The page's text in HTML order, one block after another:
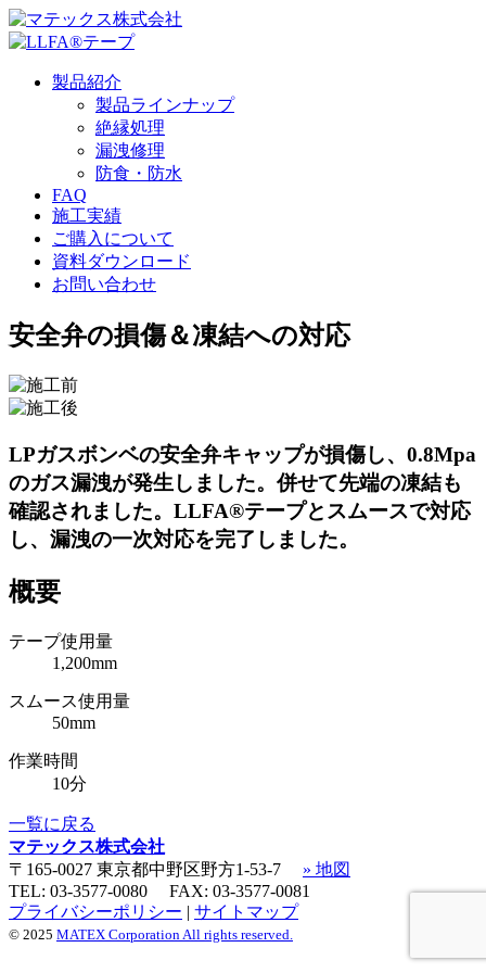
製品紹介
製品ラインナップ
絶縁処理
漏洩修理
防食・防水
FAQ
施工実績
ご購入について
資料ダウンロード
お問い合わせ
安全弁の損傷＆凍結への対応
LPガスボンベの安全弁キャップが損傷し、0.8Mpa
のガス漏洩が発生しました。併せて先端の凍結も
確認されました。LLFA®テープとスムースで対応
し、漏洩の一次対応を完了しました。
概要
テープ使用量
1,200mm
スムース使用量
50mm
作業時間
10分
一覧に戻る
マテックス株式会社
〒 165-0027 東京都中野区野方1-53-7
» 地図
TEL: 03-3577-0080 FAX: 03-3577-0081
プライバシーポリシー | サイトマップ
© 2025 MATEX Corporation All rights reserved.